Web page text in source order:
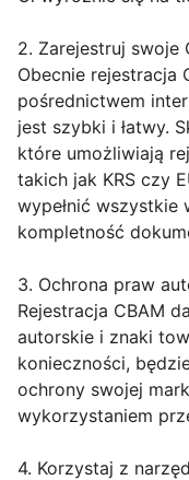
2. Zarejestruj swoje
Obecnie rejestracja
pośrednictwem
jest szybki i łatwy.
które umożliwiają
takich jak KRS czy
wypełnić wszystkie
kompletność
3. Ochrona praw
Rejestracja CBAM
autorskie i znaki
konieczności,
ochrony swojej
wykorzystaniem
4. Korzystaj z